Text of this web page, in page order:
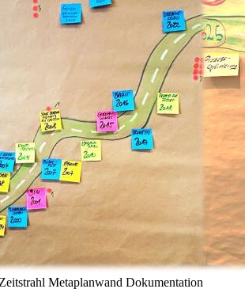
Metaplanwand Dokumentation